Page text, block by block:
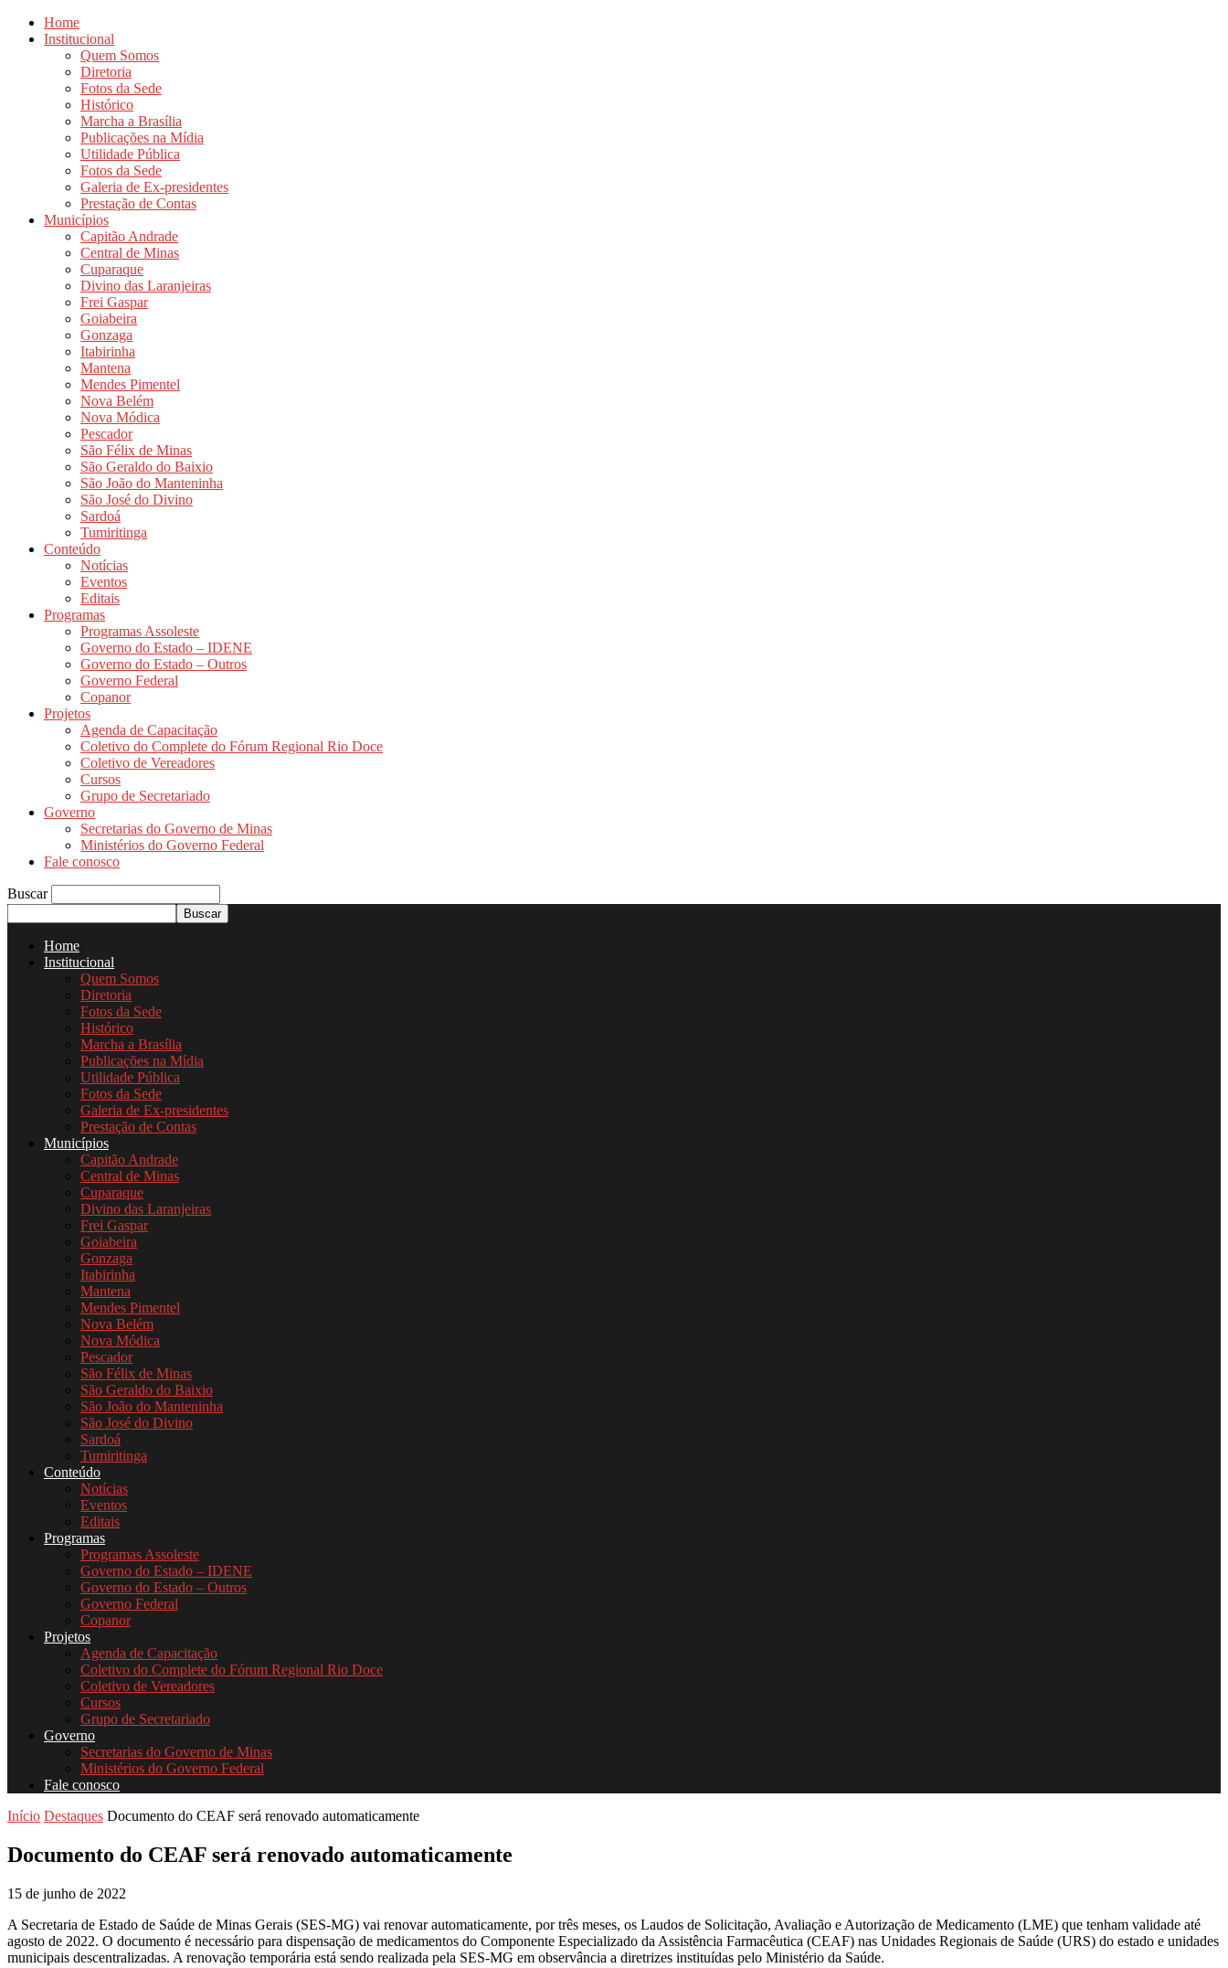
Home
Institucional
Quem Somos
Diretoria
Fotos da Sede
Histórico
Marcha a Brasília
Publicações na Mídia
Utilidade Pública
Fotos da Sede
Galeria de Ex-presidentes
Prestação de Contas
Municípios
Capitão Andrade
Central de Minas
Cuparaque
Divino das Laranjeiras
Frei Gaspar
Goiabeira
Gonzaga
Itabirinha
Mantena
Mendes Pimentel
Nova Belém
Nova Módica
Pescador
São Félix de Minas
São Geraldo do Baixio
São João do Manteninha
São José do Divino
Sardoá
Tumiritinga
Conteúdo
Notícias
Eventos
Editais
Programas
Programas Assoleste
Governo do Estado – IDENE
Governo do Estado – Outros
Governo Federal
Copanor
Projetos
Agenda de Capacitação
Coletivo do Complete do Fórum Regional Rio Doce
Coletivo de Vereadores
Cursos
Grupo de Secretariado
Governo
Secretarias do Governo de Minas
Ministérios do Governo Federal
Fale conosco
Buscar
Home
Institucional
Quem Somos
Diretoria
Fotos da Sede
Histórico
Marcha a Brasília
Publicações na Mídia
Utilidade Pública
Fotos da Sede
Galeria de Ex-presidentes
Prestação de Contas
Municípios
Capitão Andrade
Central de Minas
Cuparaque
Divino das Laranjeiras
Frei Gaspar
Goiabeira
Gonzaga
Itabirinha
Mantena
Mendes Pimentel
Nova Belém
Nova Módica
Pescador
São Félix de Minas
São Geraldo do Baixio
São João do Manteninha
São José do Divino
Sardoá
Tumiritinga
Conteúdo
Notícias
Eventos
Editais
Programas
Programas Assoleste
Governo do Estado – IDENE
Governo do Estado – Outros
Governo Federal
Copanor
Projetos
Agenda de Capacitação
Coletivo do Complete do Fórum Regional Rio Doce
Coletivo de Vereadores
Cursos
Grupo de Secretariado
Governo
Secretarias do Governo de Minas
Ministérios do Governo Federal
Fale conosco
Início Destaques Documento do CEAF será renovado automaticamente
Documento do CEAF será renovado automaticamente
15 de junho de 2022
A Secretaria de Estado de Saúde de Minas Gerais (SES-MG) vai renovar automaticamente, por três meses, os Laudos de Solicitação, Avaliação e Autorização de Medicamento (LME) que tenham validade até
agosto de 2022. O documento é necessário para dispensação de medicamentos do Componente Especializado da Assistência Farmacêutica (CEAF) nas Unidades Regionais de Saúde (URS) do estado e unidades
municipais descentralizadas. A renovação temporária está sendo realizada pela SES-MG em observância a diretrizes instituídas pelo Ministério da Saúde.